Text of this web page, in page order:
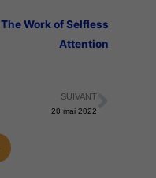
The Work of Selfless
Attention
SUIVANT
20 mai 2022